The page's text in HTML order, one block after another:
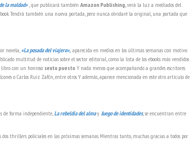
la maldad», que publicará también Amazon Publishing,verá la luz a mediados del
Tendrá también una nueva portada, pero nunca olvidaré la original, una portada que
novela, «La posada del viajero», aparecida en medios en los últimas semanas con motivo
multitud de noticias sobre el sector editorial, como la lista de los ebooks más vendidos
con un honroso sexto puesto. Y nada menos que acompañando a grandes escritores
o Carlos Ruiz Zafón, entre otros. Y además, aparece mencionada en este otro artículo de
de forma independiente,La rebeldía del almay Juego de identidades, se encuentran entre
thrillers policiales en las próximas semanas. Mientras tanto, muchas gracias a todos por